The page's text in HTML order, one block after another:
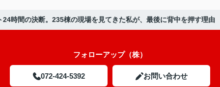
時間の決断。235棟の現場を見てきた私が、最後に背中を押す理由
フォローアップ（株）
072-424-5392 お問い合わせ